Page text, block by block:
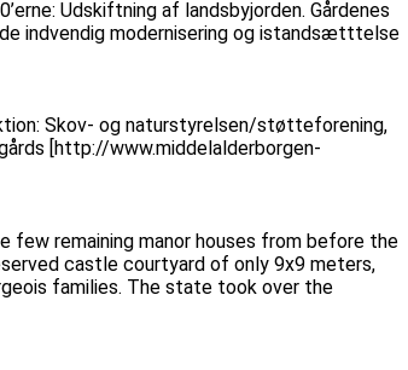
Udskiftning af landsbyjorden. Gårdenes
indvendig modernisering og istandsætttelse
Skov- og naturstyrelsen/støtteforening,
[http://www.middelalderborgen-
few remaining manor houses from before the
castle courtyard of only 9x9 meters,
families. The state took over the